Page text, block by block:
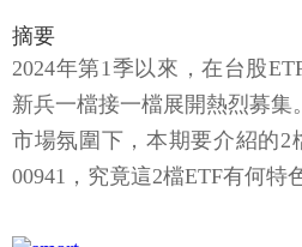
摘要
2024年第1季以來，在台股
新兵一檔接一檔展開熱烈募集
市場氛圍下，本期要介紹的2
00941，究竟這2檔ETF有何特